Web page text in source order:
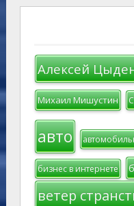
Алексей
Михаил Мишустин
авто
бизнес в интернете
ветер